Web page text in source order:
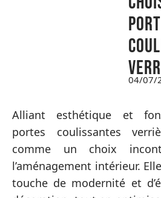
04/07/
Alliant esthétique et
portes coulissantes
comme un choix
l’aménagement intérieur.
touche de modernité et